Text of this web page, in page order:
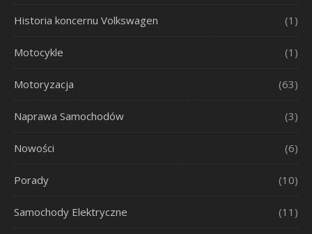
Historia koncernu Volkswagen (1)
Motocykle (1)
Motoryzacja (63)
Naprawa Samochodów (3)
Nowości (6)
Porady (10)
Samochody Elektryczne (11)